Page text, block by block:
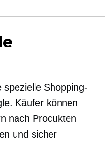
spezielle Shopping-
Käufer können
nach Produkten
und sicher